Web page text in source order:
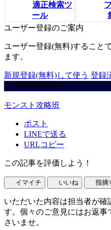
適正検索ツ
ール
ユーザー登録のご案内
ユーザー登録(無料)すること
ます。
新規登録(無料)して使う 登録
この記事を書いた人
モンスト攻略班
ポスト
LINEで送る
URLコピー
この記事を評価しよう！
イマイチ いいね 指摘
いただいた内容は担当者が確
す。個々のご意見にはお返
さいませ。